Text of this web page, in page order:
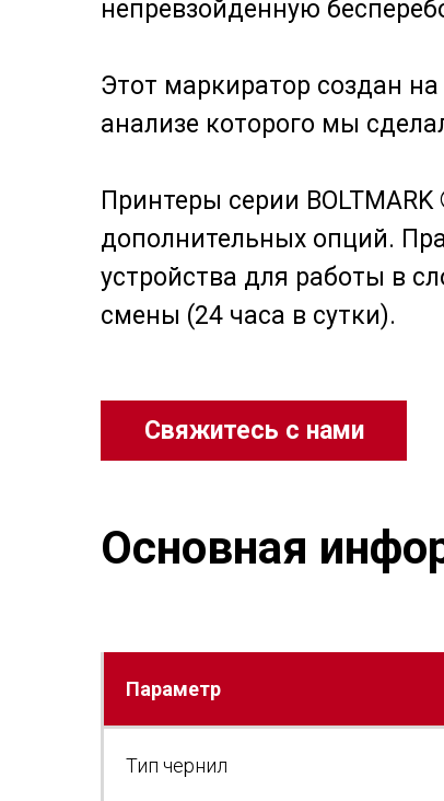
непревзойденную
Этот маркиратор создан
анализе которого мы
Принтеры серии
дополнительных опций.
устройства для работы в
смены (24 часа в сутки).
Свяжитесь с нами
Основная
Параметр
Тип чернил